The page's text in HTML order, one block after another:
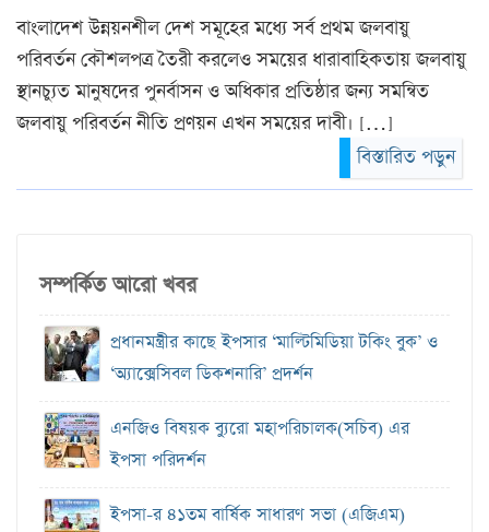
বাংলাদেশ উন্নয়নশীল দেশ সমূহের মধ্যে সর্ব প্রথম জলবায়ু
পরিবর্তন কৌশলপত্র তৈরী করলেও সময়ের ধারাবাহিকতায় জলবায়ু
স্থানচ্যুত মানুষদের পুনর্বাসন ও অধিকার প্রতিষ্ঠার জন্য সমন্বিত
জলবায়ু পরিবর্তন নীতি প্রণয়ন এখন সময়ের দাবী। […]
বিস্তারিত পড়ুন
সম্পর্কিত আরো খবর
প্রধানমন্ত্রীর কাছে ইপসার ‘মাল্টিমিডিয়া টকিং বুক’ ও
‘অ্যাক্সেসিবল ডিকশনারি’ প্রদর্শন
এনজিও বিষয়ক ব‍্যুরো মহাপরিচালক(সচিব) এর
ইপসা পরিদর্শন
ইপসা-র ৪১তম বার্ষিক সাধারণ সভা (এজিএম)